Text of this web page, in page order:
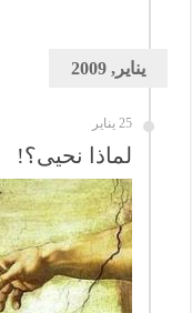
يناير, 2009
25 يناير
لماذا نحيى؟!